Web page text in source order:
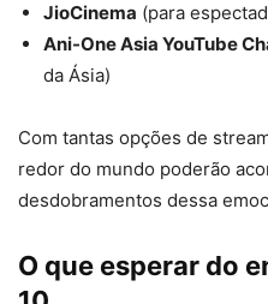
JioCinema (para
Ani-One Asia YouTube
da Ásia)
Com tantas opções de
redor do mundo poderão
desdobramentos dessa
O que esperar do